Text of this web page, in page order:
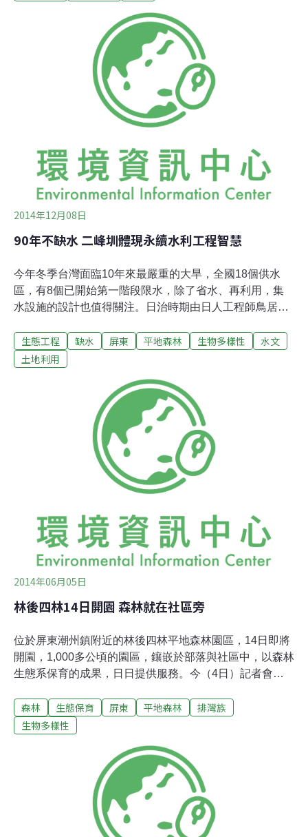
中，可眺望大武山系，著名的復刻板二峰圳，傳遞著日治
時期至今二峰圳水利工程百年不缺水的智慧，更吸引親子
在水圳中戲水玩樂，水圳旁就是一片無患子樹林，林內陰
涼舒適，民眾可在樹下休憩遮蔭。夏候鳥燕鴴來台越冬 林
後四林展現「田園之秋」「里山」願景代表著自然資源永
續經營、人與自然和諧共生，今年屏東林管處利用銀合歡
廢材在園內進行裝置藝術創作，適逢夏候鳥燕鴴來此過境
源使用、維護生物多樣性的概念。燕鴴是從南半
2014年12月08日
90年不缺水 二峰圳體現永續水利工程智慧
今年冬季台灣面臨10年來最嚴重的大旱，全國18個供水
區，有8個已開始第一階段限水，除了省水、再利用，集
水設施的設計也值得關注。日治時期由日人工程師鳥居信
揮集水引水功能，灌溉大武山下屏東平原，至今每天仍有
約10萬噸的水給下游使用，這座歷史悠久的水圳工程為何
園區」內，林務局復刻了這項先人的智慧，把二峰圳的工
程模型，以1:1的比例搬到園區內，讓遊客一窺二峰圳的原
理。昨（7日）林務局在二峰圳模型旁，設立鳥居信平銅
像並舉辦揭幕儀式，邀請鳥居信平的孫子東京大學教授鳥
居徹來台參與。鳥居徹致詞時表示，現今全球皆重視自然
調和的觀念，更顯得二峰圳的意義深遠。日本目前也在推
行不再建造大型水壩，希望這樣的觀念能夠推廣到各地，
生態工程 缺水 屏東 平地森林 生物多樣性
水文
土地利用
2014年06月05日
林後四林14日開園 森林就在社區旁
位於屏東潮州鎮附近的林後四林平地森林園區，14日即將
開園，1,000多公頃的園區，鑲嵌於部落與社區中，以森林
生態系保育的成果，日日提供服務。今（4日）記者會
念」，象徵平地四林讓人與自然間的關係，從思念轉而融
合。開園後，與「大農大富」、「鰲鼓」，三大平地森林
基的家鄉在園區附近，是屏東縣四林國小的畢業生。他致
詞時表示，從園區可遙望大武山系，屏東縣「長期照顧示
範中心」也在旁邊，將來林後四林融入社區生活、生產體
系，並提供長期照顧體系休閒基地，是生態服務的另一個
範例。著名的二峰圳利用山的坡度無動力擷取伏流水，灌
森林 生態保育 屏東 平地森林
排灣族
生物多樣性